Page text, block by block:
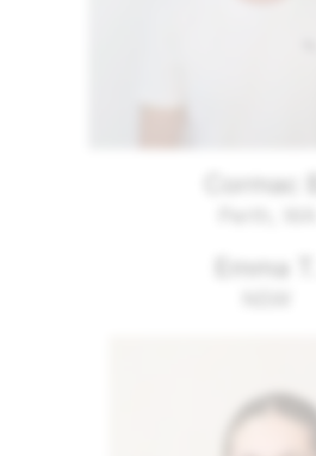
Cormac B.
Emma T.